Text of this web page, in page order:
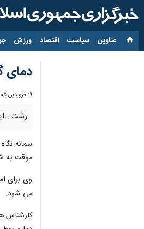
عناوین‌ سیاست اقتصاد ورزش
دمای
۱۹ فروردین ۱۴۰۵، ۱۱:۴۶